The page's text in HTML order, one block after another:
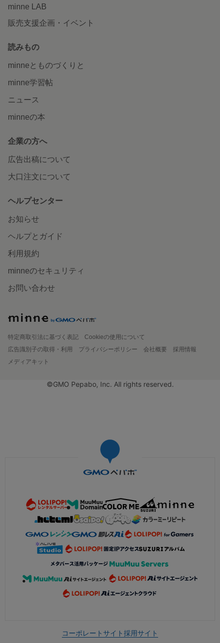
minne LAB
販売支援企画・イベント
読みもの
minneとものづくりと
minne学習帖
ニュース
minneの本
企業の方へ
広告出稿について
大口注文について
ヘルプセンター
お知らせ
ヘルプとガイド
利用規約
minneのセキュリティ
お問い合わせ
特定商取引法に基づく表記
Cookieの使用について
広告識別子の取得・利用
プライバシーポリシー 会社概要
採用情報
メディアキット
©GMO Pepabo, Inc. All rights reserved.
コーポレートサイト採用サイト